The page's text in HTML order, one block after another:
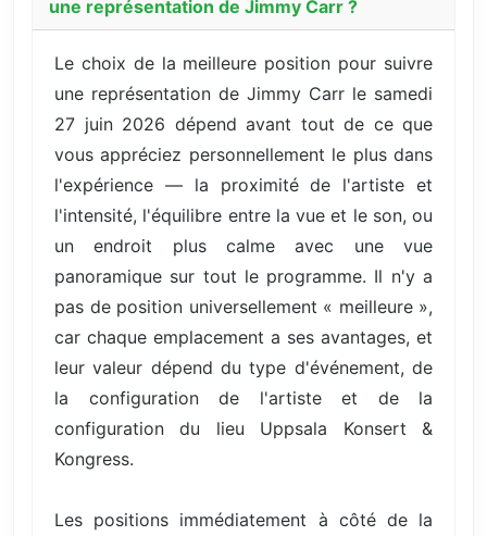
une représentation de Jimmy Carr ?
Le choix de la meilleure position pour suivre
une représentation de Jimmy Carr le samedi
27 juin 2026 dépend avant tout de ce que
vous appréciez personnellement le plus dans
l'expérience — la proximité de l'artiste et
l'intensité, l'équilibre entre la vue et le son, ou
un endroit plus calme avec une vue
panoramique sur tout le programme. Il n'y a
pas de position universellement « meilleure »,
car chaque emplacement a ses avantages, et
leur valeur dépend du type d'événement, de
la configuration de l'artiste et de la
configuration du lieu Uppsala Konsert &
Kongress.
Les positions immédiatement à côté de la